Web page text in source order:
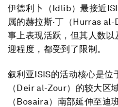
伊德利卜（Idlib）最接近
属的赫拉斯·丁（Hurras
事上表现活跃，但其人数
迎程度，都受到了限制。
叙利亚ISIS的活动核心是位
（Deir al-Zour）的较大区
（Bosaira）南部延伸至迪